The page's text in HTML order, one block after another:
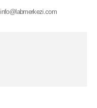
info@labmerkezi.com